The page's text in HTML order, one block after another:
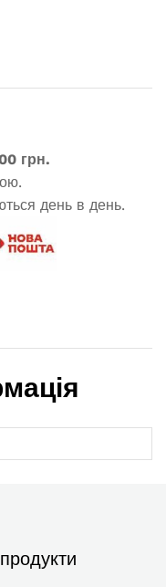
грн.
день в день.